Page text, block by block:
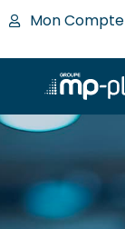
Mon Compte